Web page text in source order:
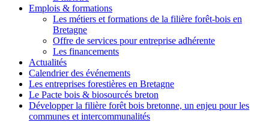
Emplois & formations
Les métiers et formations de la filière forêt-bois en
Bretagne
Offre de services pour entreprise adhérente
Les financements
Actualités
Calendrier des événements
Les entreprises forestières en Bretagne
Le Pacte bois & biosourcés breton
Développer la filière forêt bois bretonne, un enjeu pour les
communes et intercommunalités